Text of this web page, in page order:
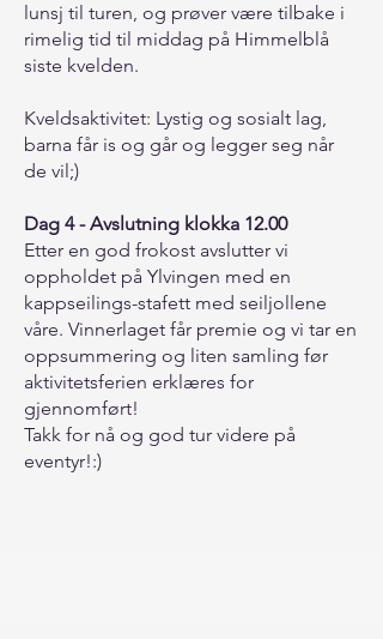
lunsj til turen, og prøver være tilbake i
rimelig tid til middag på Himmelblå
siste kvelden.
Kveldsaktivitet: Lystig og sosialt lag,
barna får is og går og legger seg når
de vil;)
Dag 4 - Avslutning klokka 12.00
Etter en god frokost avslutter vi
oppholdet på Ylvingen med en
kappseilings-stafett med seiljollene
våre. Vinnerlaget får premie og vi tar en
oppsummering og liten samling før
aktivitetsferien erklæres for
gjennomført!
Takk for nå og god tur videre på
eventyr!:)